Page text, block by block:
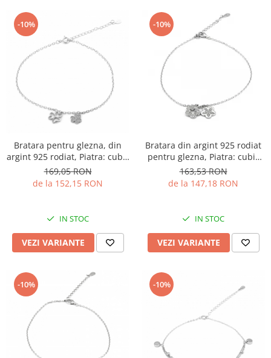
-10%
Bratara pentru glezna, din
argint 925 rodiat, Piatra: cubic
zirconia, Culoare:
transparenta, Sonis Silver
169,05 RON
de la 152,15 RON
IN STOC
VEZI VARIANTE
-10%
Bratara din argint 925 rodiat
pentru glezna, Piatra: cubic
zirconia,Sonis Silver
163,53 RON
de la 147,18 RON
IN STOC
VEZI VARIANTE
-10% -10%